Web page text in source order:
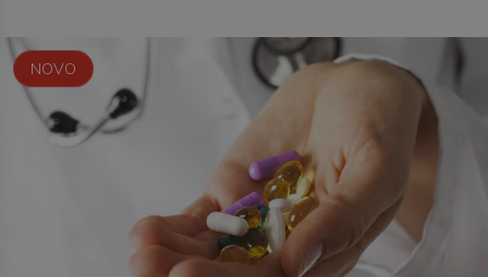
NOVO